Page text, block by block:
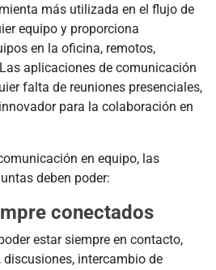
más utilizada en el flujo de
equipo y proporciona
en la oficina, remotos,
aplicaciones de comunicación
falta de reuniones presenciales,
para la colaboración en
en equipo, las
deben poder:
conectados
estar siempre en contacto,
intercambio de